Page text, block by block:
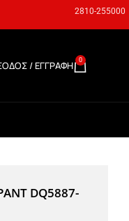
2810-255000
/ ΕΓΓΡΑΦΉ 0
DQ5887-